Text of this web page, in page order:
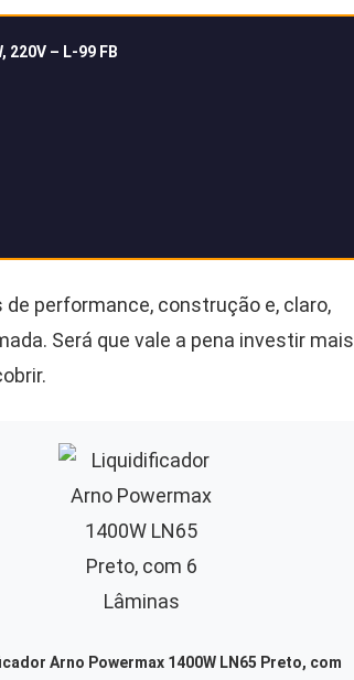
220V – L-99 FB
performance, construção e, claro,
Será que vale a pena investir mais
Arno Powermax 1400W LN65 Preto, com